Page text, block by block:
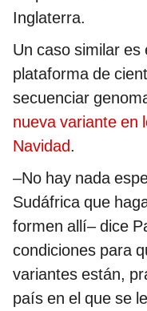
Inglaterra.
Un caso similar es
plataforma de
secuenciar
nueva variante en
Navidad.
–No hay nada
Sudáfrica que
formen allí– dice
condiciones para
variantes están,
país en el que se